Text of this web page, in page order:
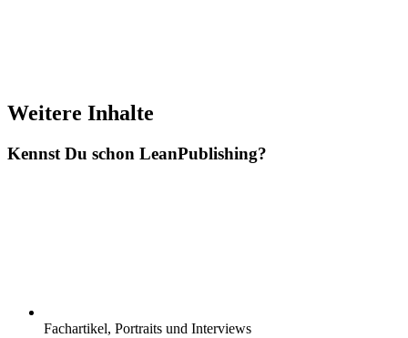
Weitere Inhalte
Kennst Du schon LeanPublishing?
Fachartikel, Portraits und Interviews